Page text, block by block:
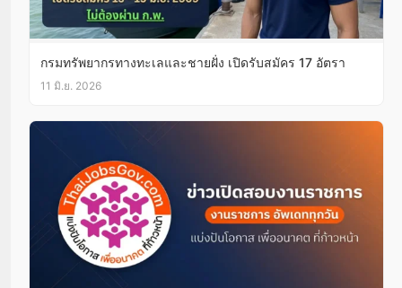
กรมทรัพยากรทางทะเลและชายฝั่ง เปิดรับสมัคร 17 อัตรา
11 มิ.ย. 2026